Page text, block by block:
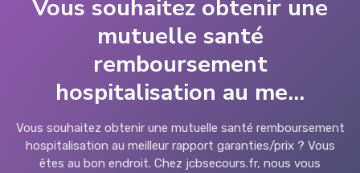
Vous souhaitez obtenir une
mutuelle santé
remboursement
hospitalisation au me...
Vous souhaitez obtenir une mutuelle santé remboursement
hospitalisation au meilleur rapport garanties/prix ? Vous
êtes au bon endroit. Chez jcbsecours.fr, nous vous